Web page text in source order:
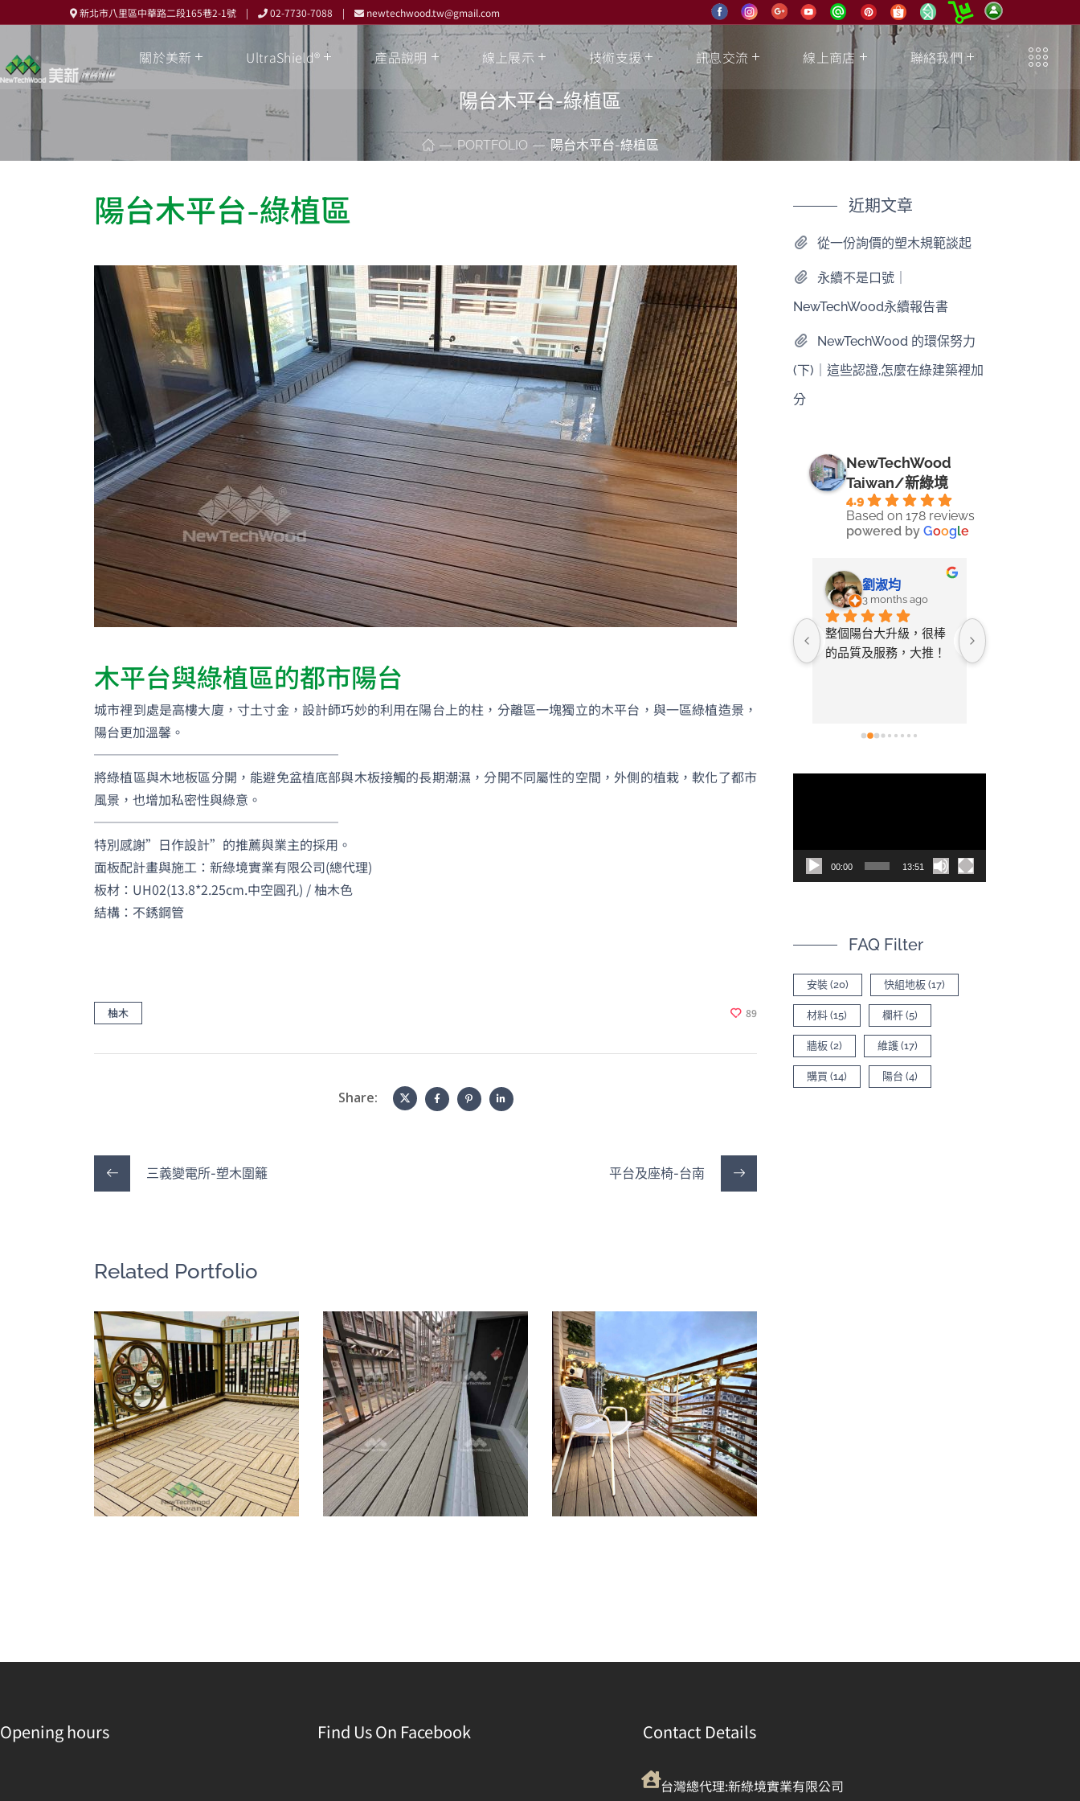
新北市八里區中華路二段165巷2-1號 | 02-7730-7088 | newtechwood.tw@gmail.com
關於美新 UltraShield® 產品說明 線上展示 技術支援 訊息交流 線上商店 聯絡我們
陽台木平台-綠植區
PORTFOLIO 陽台木平台-綠植區
陽台木平台-綠植區
木平台與綠植區的都市陽台
城市裡到處是高樓大廈，寸土寸金，設計師巧妙的利用在陽台上的柱，分離區一塊獨立的木平台，與一區綠植造景，
陽台更加溫馨。
───────────────────
將綠植區與木地板區分開，能避免盆植底部與木板接觸的長期潮濕，分開不同屬性的空間，外側的植栽，軟化了都市
風景，也增加私密性與綠意。
───────────────────
特別感謝”日作設計”的推薦與業主的採用。
面板配計畫與施工：新綠境實業有限公司(總代理)
板材：UH02(13.8*2.25cm.中空圓孔) / 柚木色
結構：不銹鋼管
柚木 89
Share:
三義變電所-塑木圍籬 平台及座椅-台南
Related Portfolio
經典棋盤排列
快組地板 / 陽台露台
陽台快組地板｜
鐵窗台
快組地板 / 景觀家具 / 陽台露台
客戶購買體驗分
享
快組地板 / 陽台露台
近期文章
從一份詢價的塑木規範談起
永續不是口號｜
NewTechWood永續報告書
NewTechWood 的環保努力
(下)｜這些認證,怎麼在綠建築裡加
分
NewTechWood
Taiwan/新綠境
4.9
Based on 178 reviews
powered by Google
MAN-LIN LI
18 days ago
求後將配置後的「圖
僅是想像！為什麼會選
擇美心呢～太多專業比
劉淑均
3 months ago
整個陽台大升級，很棒
的品質及服務，大推！
放
00:00 13:51
FAQ Filter
安裝 (20) 快組地板 (17)
材料 (15) 欄杆 (5)
牆板 (2) 維護 (17)
購買 (14) 陽台 (4)
Opening hours Find Us On Facebook Contact Details
台灣總代理:新綠境實業有限公司